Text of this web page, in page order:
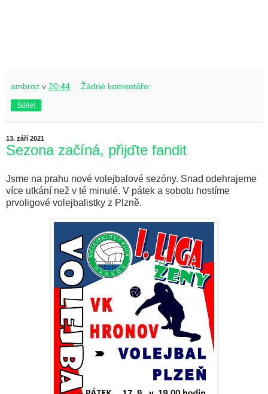
ambroz v 20:44 Žádné komentáře:
Sdílet
13. září 2021
Sezona začíná, přijďte fandit
Jsme na prahu nové volejbalové sezóny. Snad odehrajeme
více utkání než v té minulé. V pátek a sobotu hostíme
prvoligové volejbalistky z Plzně.